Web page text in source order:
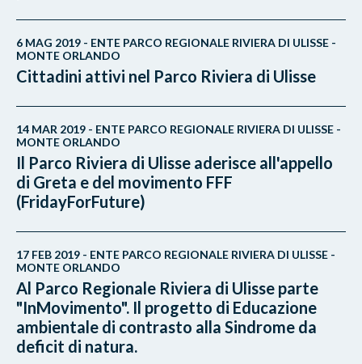
6 MAG 2019 - ENTE PARCO REGIONALE RIVIERA DI ULISSE -
MONTE ORLANDO
Cittadini attivi nel Parco Riviera di Ulisse
14 MAR 2019 - ENTE PARCO REGIONALE RIVIERA DI ULISSE -
MONTE ORLANDO
Il Parco Riviera di Ulisse aderisce all'appello
di Greta e del movimento FFF
(FridayForFuture)
17 FEB 2019 - ENTE PARCO REGIONALE RIVIERA DI ULISSE -
MONTE ORLANDO
Al Parco Regionale Riviera di Ulisse parte
"InMovimento". Il progetto di Educazione
ambientale di contrasto alla Sindrome da
deficit di natura.